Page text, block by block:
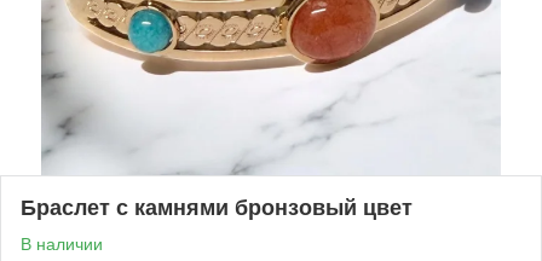
Браслет с камнями бронзовый цвет
В наличии